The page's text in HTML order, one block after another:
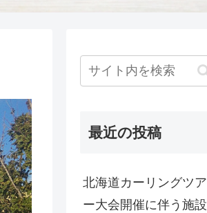
最近の投稿
北海道カーリングツア
ー大会開催に伴う施設